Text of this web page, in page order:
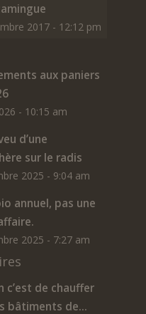
2017 - 12:12 pm
aux paniers
- 10:15 am
d’une
sur le radis
2025 - 9:04 am
annuel, pas une
2025 - 7:27 am
c’est de chauffer
bâtiments de...